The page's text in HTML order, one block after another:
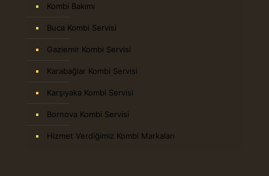
Kombi Bakımı
Buca Kombi Servisi
Gaziemir Kombi Servisi
Karabağlar Kombi Servisi
Karşıyaka Kombi Servisi
Bornova Kombi Servisi
Hizmet Verdiğimiz Kombi Markaları